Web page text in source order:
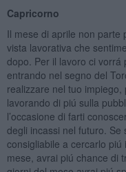
Capricorno
Il mese di aprile non parte
vista lavorativa che
dopo. Per il lavoro ci
entrando nel segno del
realizzare nel tuo impiego,
lavorando di piú sulla
l’occasione di farti
degli incassi nel futuro.
consigliabile a cercarlo
mese, avrai piú chance di